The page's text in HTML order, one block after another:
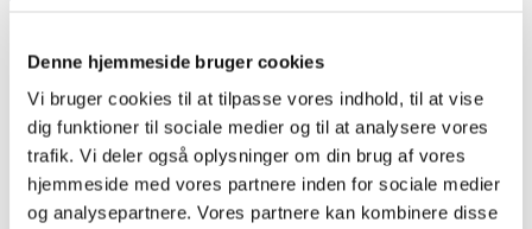
Denne hjemmeside bruger cookies
Vi bruger cookies til at tilpasse vores indhold, til at vise
dig funktioner til sociale medier og til at analysere vores
trafik. Vi deler også oplysninger om din brug af vores
hjemmeside med vores partnere inden for sociale medier
og analysepartnere. Vores partnere kan kombinere disse